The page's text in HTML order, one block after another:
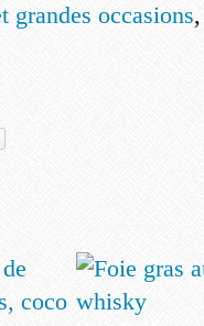
grandes occasions